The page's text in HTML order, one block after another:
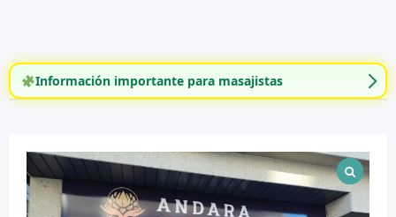
Información importante para masajistas